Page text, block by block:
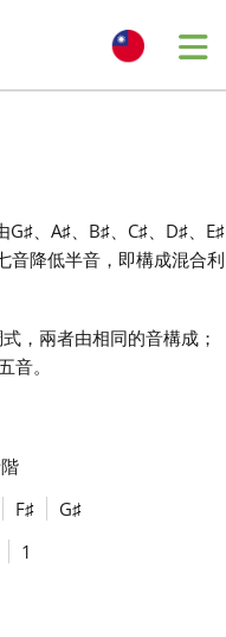
G♯、A♯、B♯、C♯、D♯、E♯
音降低半音，即構成混合利
，兩者由相同的音構成；
音。
F♯ G♯
1